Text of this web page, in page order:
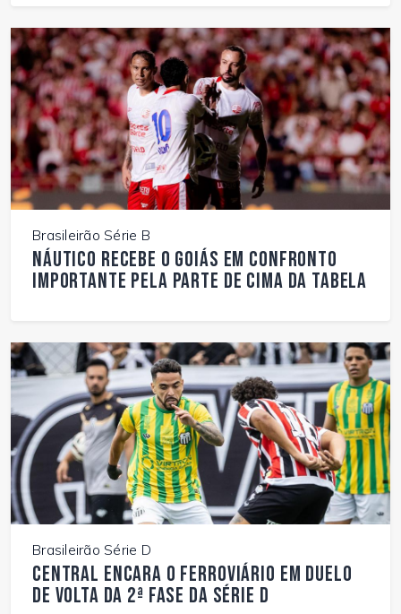
Brasileirão Série B
Náutico recebe o Goiás em confronto
importante pela parte de cima da tabela
Brasileirão Série D
Central encara o Ferroviário em duelo
de volta da 2ª fase da Série D